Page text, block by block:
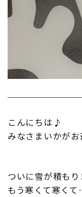
こんにちは♪
みなさまいかが
ついに雪が積もり
もう寒くて寒く